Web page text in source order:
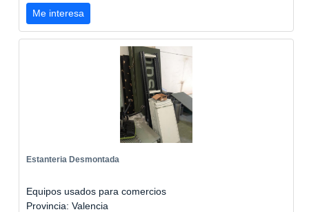
Me interesa
Estanteria Desmontada
Equipos usados para comercios
Provincia: Valencia